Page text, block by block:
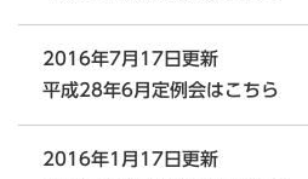
2016年7月17日更新
平成28年6月定例会はこちら
2016年1月17日更新